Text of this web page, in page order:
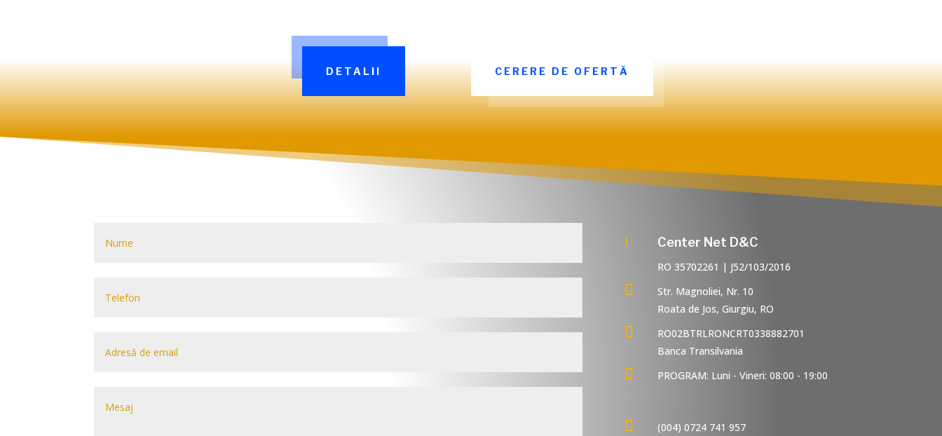
DETALII CERERE DE OFERTĂ
i Center Net D&C
RO 35702261 | J52/103/2016

Str. Magnoliei, Nr. 10
Roata de Jos, Giurgiu, RO

RO02BTRLRONCRT0338882701
Banca Transilvania
 PROGRAM: Luni - Vineri: 08:00 - 19:00
 (004) 0724 741 957